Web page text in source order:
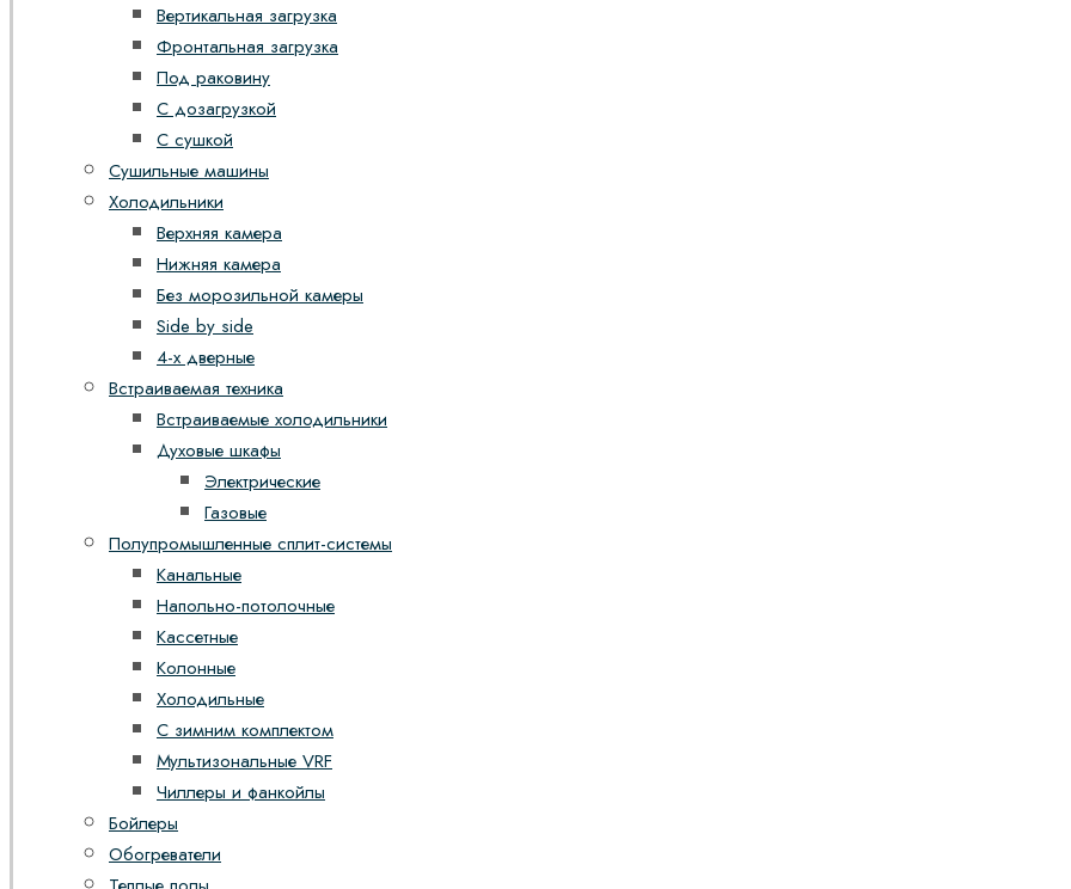
Вертикальная загрузка
Фронтальная загрузка
Под раковину
С дозагрузкой
С сушкой
Сушильные машины
Холодильники
Верхняя камера
Нижняя камера
Без морозильной камеры
Side by side
4-х дверные
Встраиваемая техника
Встраиваемые холодильники
Духовые шкафы
Электрические
Газовые
Полупромышленные сплит-системы
Канальные
Напольно-потолочные
Кассетные
Колонные
Холодильные
С зимним комплектом
Мультизональные VRF
Чиллеры и фанкойлы
Бойлеры
Обогреватели